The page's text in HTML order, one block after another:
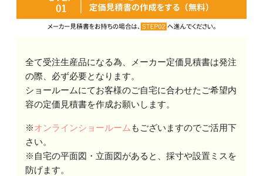
全て受注生産品になる為、メーカー定価見積書は発注
の際、必ず必要となります。
ショールームにてお客様のご自宅に合わせたご希望内
容の定価見積書を作成お願いします。
※オンラインショールーム もございますのでご活用下
さい。
※自宅の平面図・立面図があると、採寸や設置ミスを
防げます。